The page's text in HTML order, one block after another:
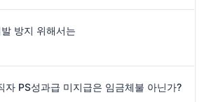
방지 위해서는
자 PS성과급 미지급은 임금체불 아닌가?